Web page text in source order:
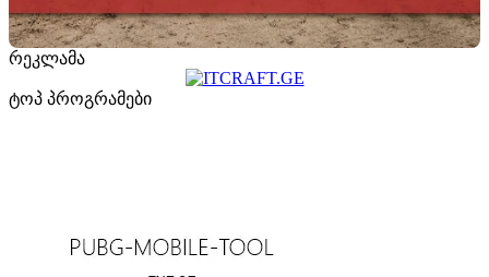
რეკლამა
ტოპ პროგრამები